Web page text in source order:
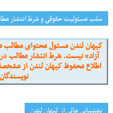
سلب مسئولیت حقوقی و شرط انتشار
کیهان لندن مسئول محتوای مطالب
آزاد» نیست. شرط انتشار مطالب
اطلاع محفوظ کیهان لندن از